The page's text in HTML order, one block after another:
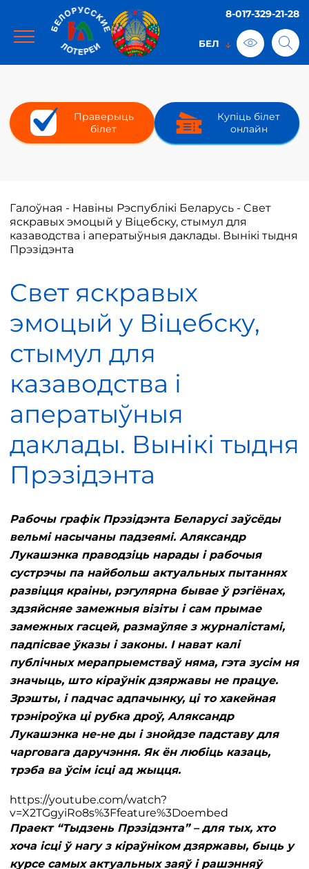
8-017-329-21-28
Праверыць
білет
Купіць білет
онлайн
Галоўная - Навіны Рэспублікі Беларусь - Cвет
яскравых эмоцый у Віцебску, стымул для
казаводства і аператыўныя даклады. Вынікі тыдня
Прэзідэнта
Cвет яскравых
эмоцый у Віцебску,
стымул для
казаводства і
аператыўныя
даклады. Вынікі тыдня
Прэзідэнта
Рабочы графік Прэзідэнта Беларусі заўсёды
вельмі насычаны падзеямі. Аляксандр
Лукашэнка праводзіць нарады і рабочыя
сустрэчы па найбольш актуальных пытаннях
развіцця краіны, рэгулярна бывае ў рэгіёнах,
здзяйсняе замежныя візіты і сам прымае
замежных гасцей, размаўляе з журналістамі,
падпісвае ўказы і законы. І нават калі
публічных мерапрыемстваў няма, гэта зусім ня
значыць, што кіраўнік дзяржавы не працуе.
Зрэшты, і падчас адпачынку, ці то хакейная
трэніроўка ці рубка дроў, Аляксандр
Лукашэнка не-не ды і знойдзе падставу для
чарговага даручэння. Як ён любіць казаць,
трэба ва ўсім ісці ад жыцця.
https://youtube.com/watch?
v=X2TGgyiRo8s%3Ffeature%3Doembed
Праект “Тыдзень Прэзідэнта” – для тых, хто
хоча ісці ў нагу з кіраўніком дзяржавы, быць у
курсе самых актуальных заяў і рашэнняў